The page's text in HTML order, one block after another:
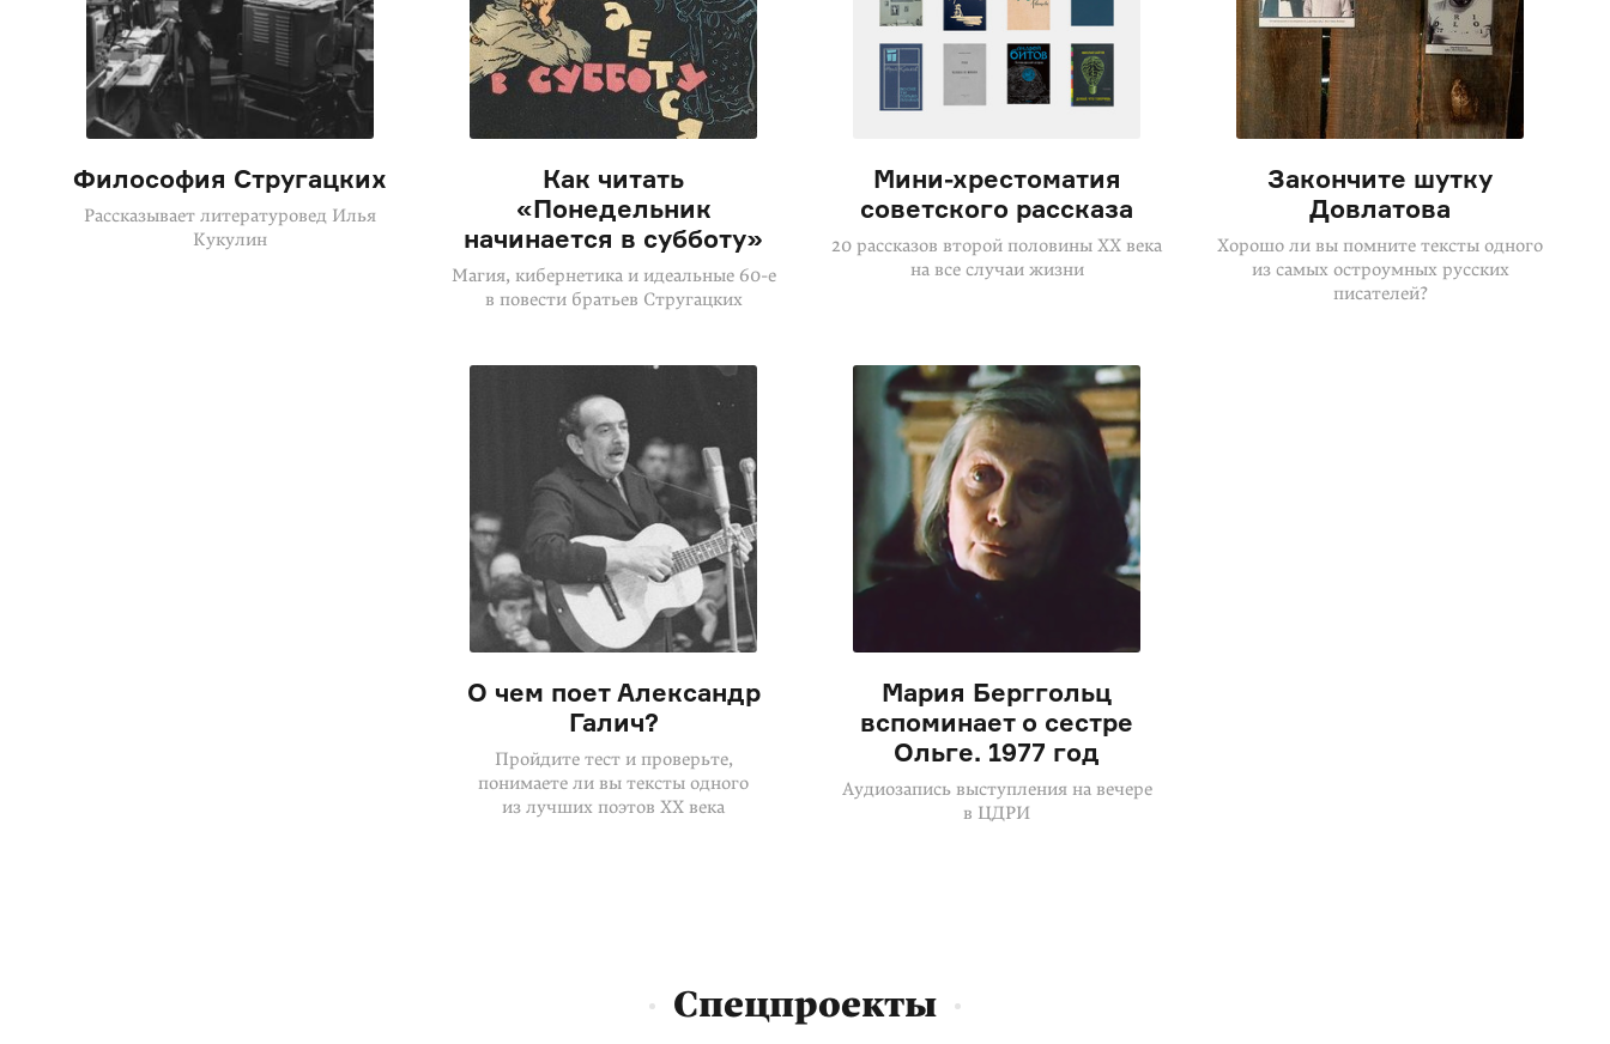
Философия Стругацких
Рассказывает литературовед Илья
Кукулин
Как читать
«Понедельник
начинается в субботу»
Магия, кибернетика и идеальные 60-е
в повести братьев Стругацких
Мини-хрестоматия
советского рассказа
20 рассказов второй половины XX века
на все случаи жизни
Закончите шутку
Довлатова
Хорошо ли вы помните тексты одного
из самых остроумных русских
писателей?
О чем поет Александр
Галич?
Пройдите тест и проверьте,
понимаете ли вы тексты одного
из лучших поэтов XX века
Мария Берггольц
вспоминает о сестре
Ольге. 1977 год
Аудиозапись выступления на вечере
в ЦДРИ
Спецпроекты